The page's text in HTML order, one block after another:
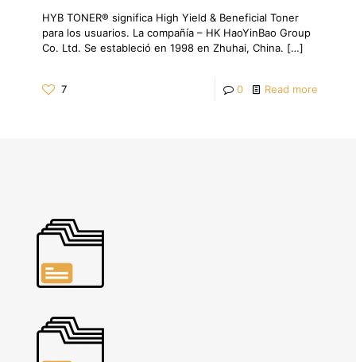
HYB TONER® significa High Yield & Beneficial Toner
para los usuarios. La compañía – HK HaoYinBao Group
Co. Ltd. Se estableció en 1998 en Zhuhai, China. […]
7 0 Read more